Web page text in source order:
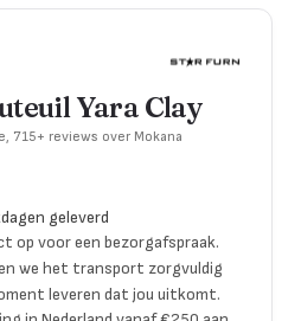
Yara Clay
715+ reviews over Mokana
geleverd
op voor een bezorgafspraak.
we het transport zorgvuldig
leveren dat jou uitkomt.